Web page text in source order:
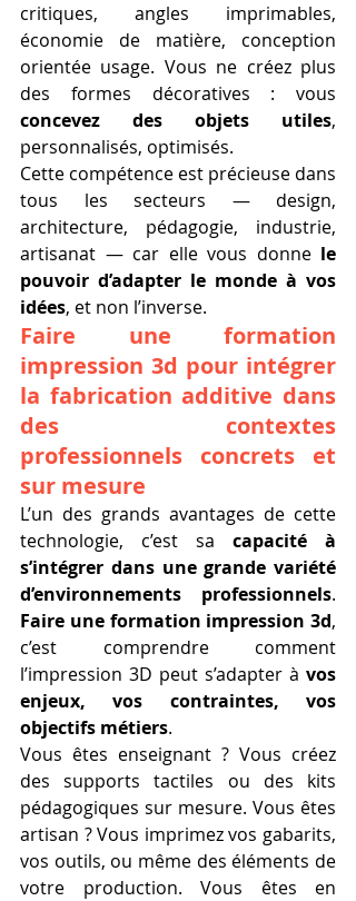
critiques, angles imprimables,
économie de matière, conception
orientée usage. Vous ne créez plus
concevez des objets utiles,
personnalisés, optimisés.
Cette compétence est précieuse dans
tous les secteurs — design,
architecture, pédagogie, industrie,
artisanat — car elle vous donne le
pouvoir d’adapter le monde à vos
idées, et non l’inverse.
Faire une formation
impression 3d pour intégrer
la fabrication additive dans
des contextes
professionnels concrets et
sur mesure
L’un des grands avantages de cette
technologie, c’est sa capacité à
s’intégrer dans une grande variété
d’environnements professionnels
Faire une formation impression 3d,
c’est comprendre comment
l’impression 3D peut s’adapter à vos
enjeux, vos contraintes, vos
objectifs métiers.
Vous êtes enseignant ? Vous créez
des supports tactiles ou des kits
pédagogiques sur mesure. Vous êtes
artisan ? Vous imprimez vos gabarits,
vos outils, ou même des éléments de
votre production. Vous êtes en